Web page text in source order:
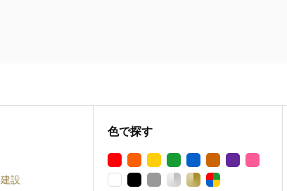
設
色で探す